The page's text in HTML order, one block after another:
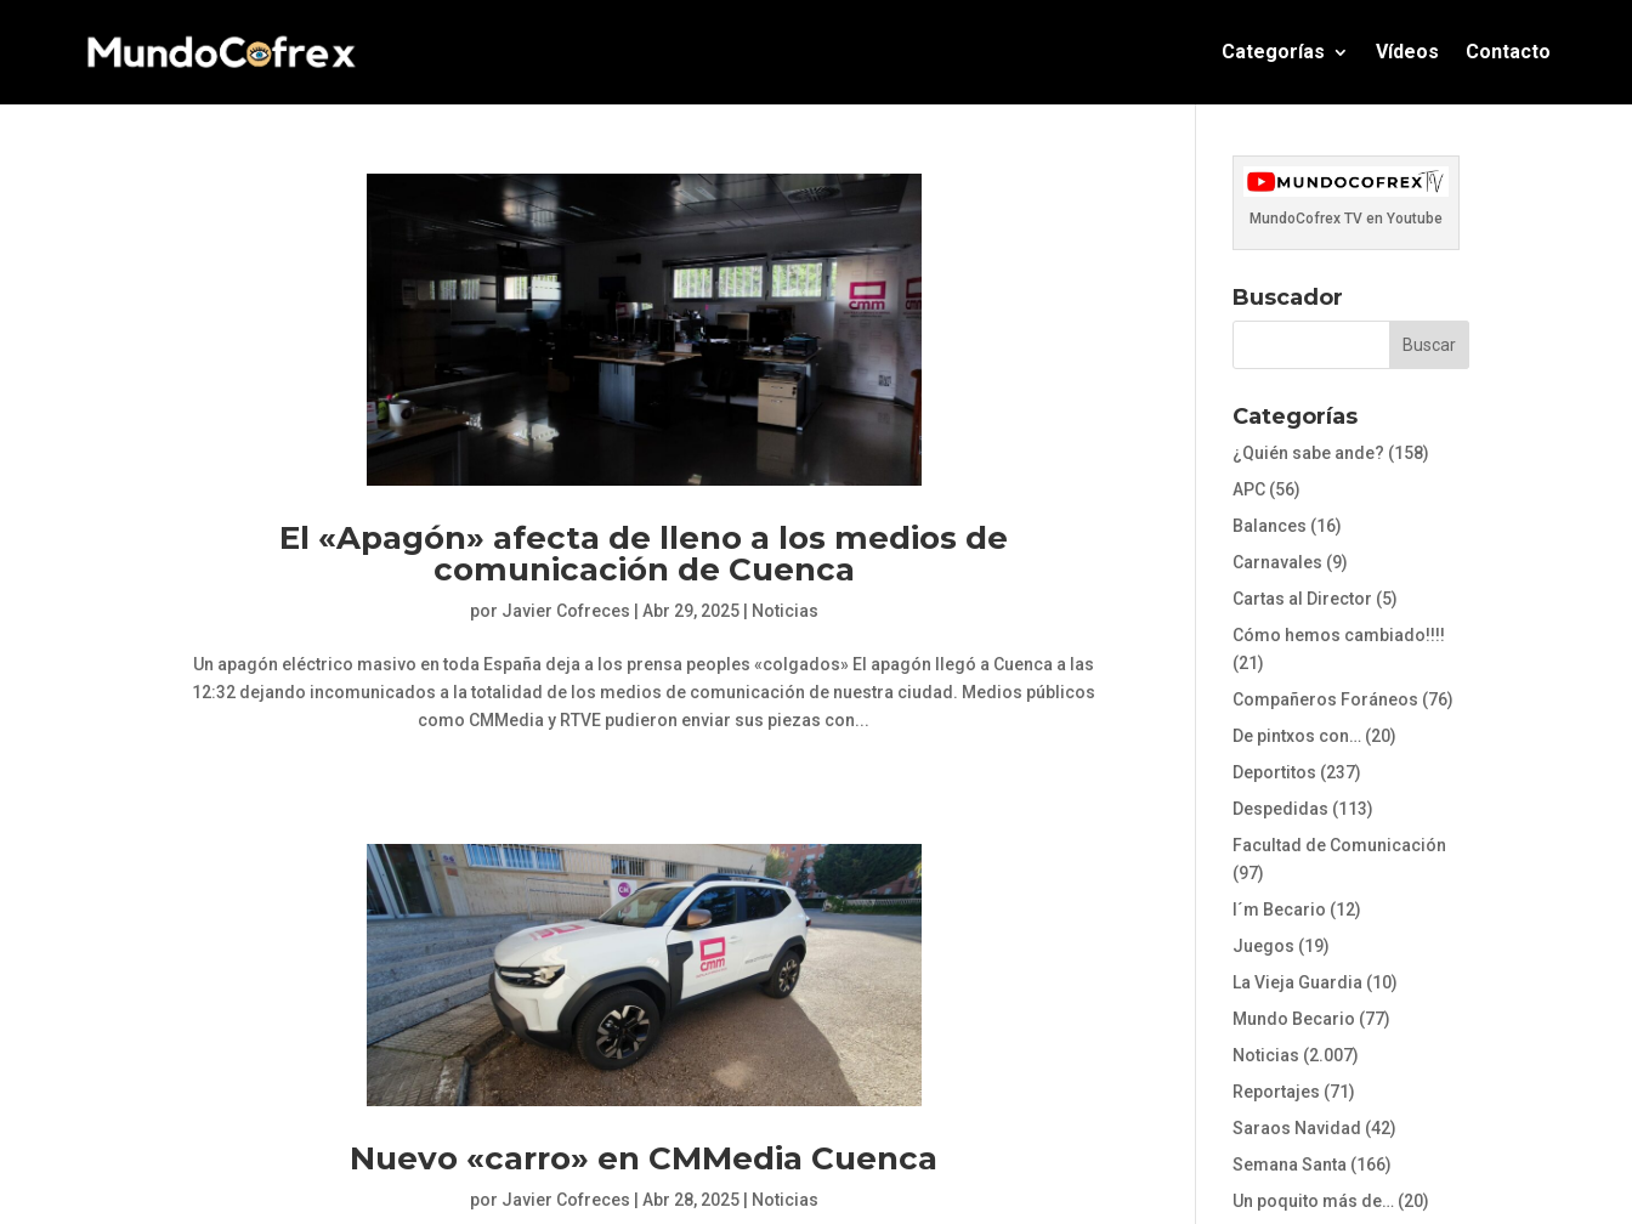
Categorías Vídeos Contacto
El «Apagón» afecta de lleno a los medios de
comunicación de Cuenca
por Javier Cofreces Abr 29, 2025| Noticias
Un apagón eléctrico masivo en toda España deja a los prensa peoples «colgados» El apagón llegó a Cuenca a las
12:32 dejando incomunicados a la totalidad de los medios de comunicación de nuestra ciudad. Medios públicos
como CMMedia y RTVE pudieron enviar sus piezas con...
Nuevo «carro» en CMMedia Cuenca
por Javier Cofreces Abr 28, 2025| Noticias
MundoCofrex TV en Youtube
Buscador
Categorías
¿Quién sabe ande? (158)
APC (56)
Balances (16)
Carnavales (9)
Cartas al Director (5)
Cómo hemos cambiado!!!!
(21)
Compañeros Foráneos (76)
De pintxos con… (20)
Deportitos (237)
Despedidas (113)
Facultad de Comunicación
(97)
I´m Becario (12)
Juegos (19)
La Vieja Guardia (10)
Mundo Becario (77)
Noticias (2.007)
Reportajes (71)
Saraos Navidad (42)
Semana Santa (166)
Un poquito más de… (20)